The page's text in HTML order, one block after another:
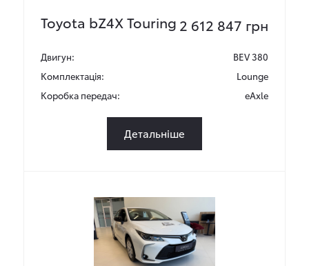
Toyota bZ4X Touring 2 612 847 грн
Двигун:
BEV 380
Комплектація:
Lounge
Коробка передач:
eAxle
Детальніше